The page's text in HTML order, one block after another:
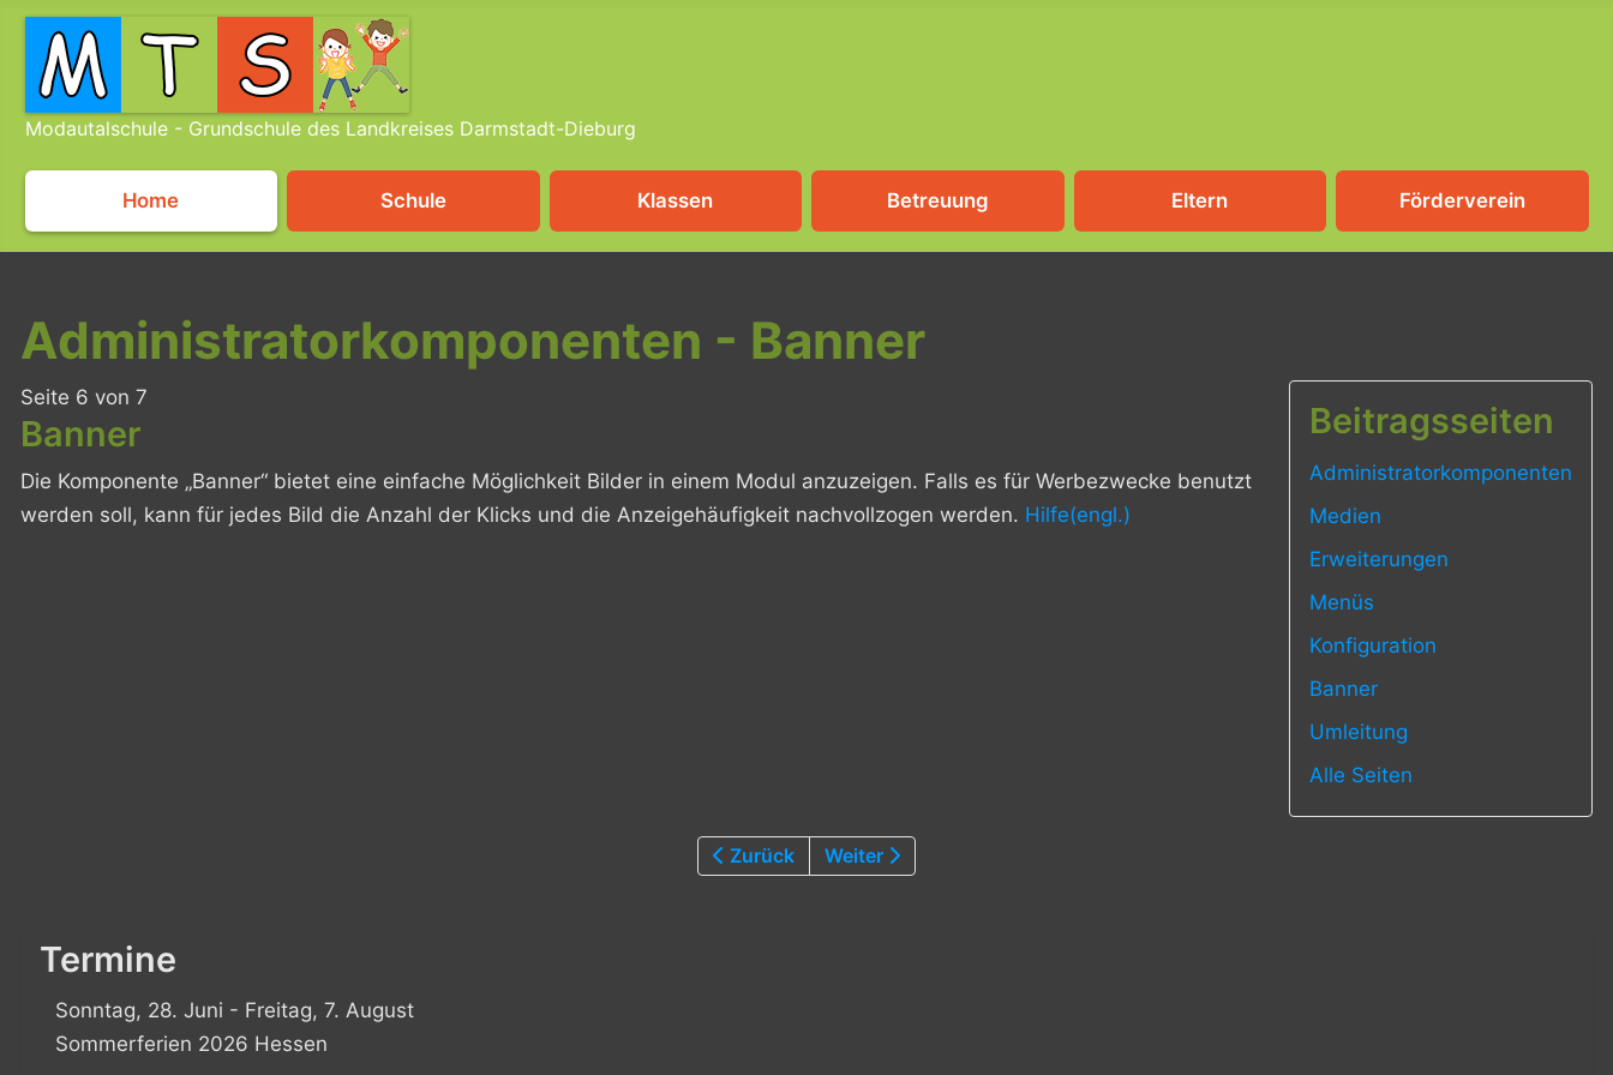
Modautalschule - Grundschule des Landkreises Darmstadt-Dieburg
Home Schule Klassen Betreuung Eltern Förderverein
Administratorkomponenten - Banner
Beitragsseiten
Administratorkomponenten
Medien
Erweiterungen
Menüs
Konfiguration
Banner
Umleitung
Alle Seiten
Seite 6 von 7
Banner
Die Komponente „Banner“ bietet eine einfache Möglichkeit Bilder in einem Modul anzuzeigen. Falls es für Werbezwecke benutzt
werden soll, kann für jedes Bild die Anzahl der Klicks und die Anzeigehäufigkeit nachvollzogen werden. Hilfe(engl.)
Zurück Weiter
Termine
Sonntag, 28. Juni - Freitag, 7. August
Sommerferien 2026 Hessen